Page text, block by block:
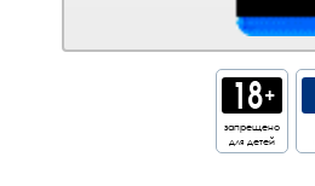
запрещено
для детей